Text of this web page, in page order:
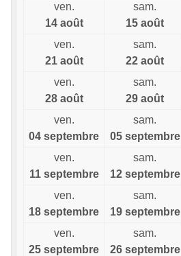
ven.
14 août
sam.
15 août
ven.
21 août
sam.
22 août
ven.
28 août
sam.
29 août
ven.
04 septembre
sam.
05 septembre
ven.
11 septembre
sam.
12 septembre
ven.
18 septembre
sam.
19 septembre
ven.
25 septembre
sam.
26 septembre